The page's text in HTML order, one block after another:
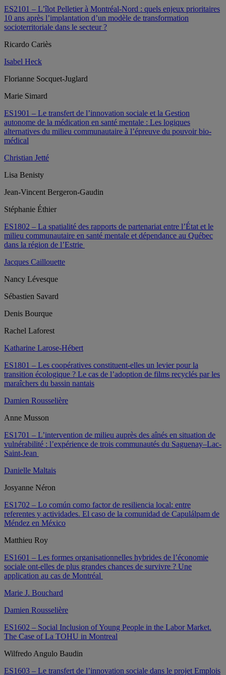
ES2101 – L’îlot Pelletier à Montréal-Nord : quels enjeux prioritaires
10 ans après l’implantation d’un modèle de transformation
socioterritoriale dans le secteur ?
Ricardo Cariès
Isabel Heck
Florianne Socquet-Juglard
Marie Simard
ES1901 – Le transfert de l’innovation sociale et la Gestion
autonome de la médication en santé mentale : Les logiques
alternatives du milieu communautaire à l’épreuve du pouvoir bio-
médical
Christian Jetté
Lisa Benisty
Jean-Vincent Bergeron-Gaudin
Stéphanie Éthier
ES1802 – La spatialité des rapports de partenariat entre l’État et le
milieu communautaire en santé mentale et dépendance au Québec
dans la région de l’Estrie
Jacques Caillouette
Nancy Lévesque
Sébastien Savard
Denis Bourque
Rachel Laforest
Katharine Larose-Hébert
ES1801 – Les coopératives constituent-elles un levier pour la
transition écologique ? Le cas de l’adoption de films recyclés par les
maraîchers du bassin nantais
Damien Rousselière
Anne Musson
ES1701 – L’intervention de milieu auprès des aînés en situation de
vulnérabilité : l’expérience de trois communautés du Saguenay–Lac-
Saint-Jean
Danielle Maltais
Josyanne Néron
ES1702 – Lo común como factor de resiliencia local: entre
referentes y actividades. El caso de la comunidad de Capulálpam de
Méndez en México
Matthieu Roy
ES1601 – Les formes organisationnelles hybrides de l’économie
sociale ont-elles de plus grandes chances de survivre ? Une
application au cas de Montréal
Marie J. Bouchard
Damien Rousselière
ES1602 – Social Inclusion of Young People in the Labor Market.
The Case of La TOHU in Montreal
Wilfredo Angulo Baudin
ES1603 – Le transfert de l’innovation sociale dans le projet Emplois